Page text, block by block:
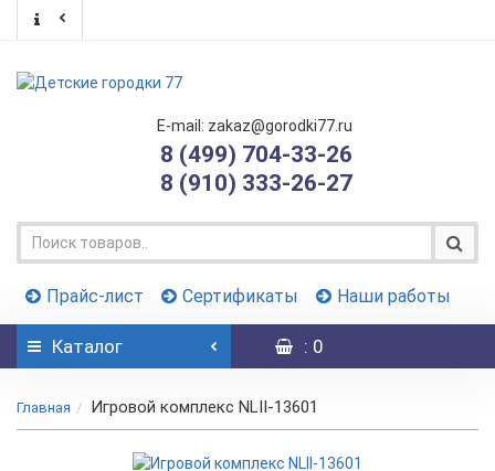
E-mail: zakaz@gorodki77.ru
8 (499) 704-33-26
8 (910) 333-26-27
Прайс-лист Сертификаты Наши работы
Каталог : 0
Главная Игровой комплекс NLII-13601